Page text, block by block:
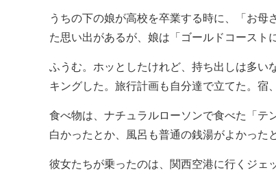
うちの下の娘が高校を卒業する時に、「お
た思い出があるが、娘は「ゴールドコースト
ふうむ。ホッとしたけれど、持ち出しは多
キングした。旅行計画も自分達で立てた。宿
食べ物は、ナチュラルローソンで食べた「
白かったとか、風呂も普通の銭湯がよかった
彼女たちが乗ったのは、関西空港に行くジェ